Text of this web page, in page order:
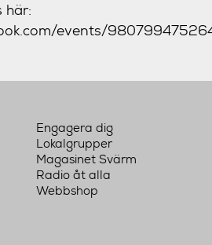
här:
events/
Engagera dig
Lokalgrupper
Magasinet Svärm
Radio åt alla
Webbshop